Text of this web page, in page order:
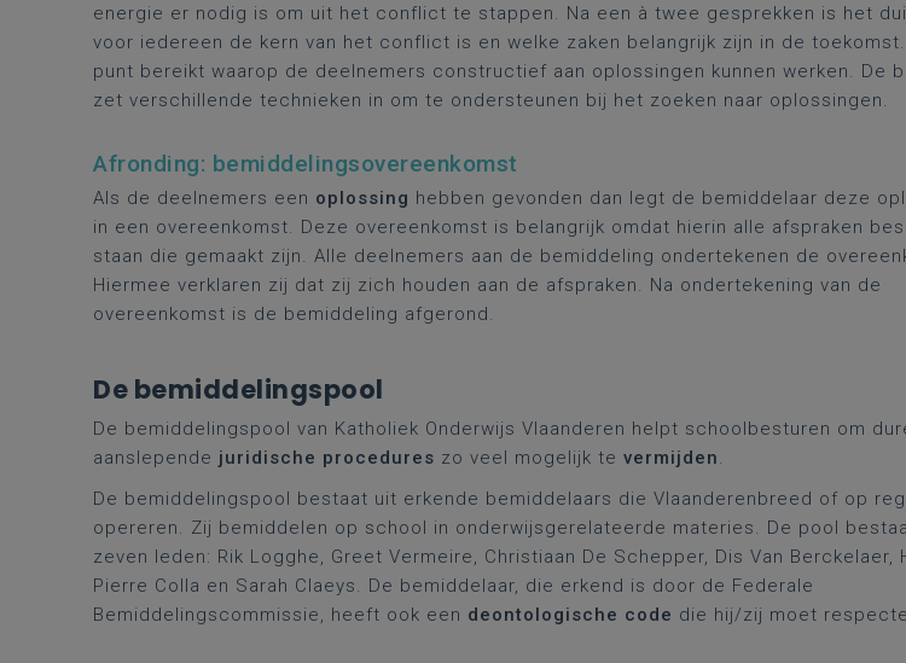
energie er nodig is om uit het conflict te stappen. Na een à twee gesprekken is het
voor iedereen de kern van het conflict is en welke zaken belangrijk zijn in de
punt bereikt waarop de deelnemers constructief aan oplossingen kunnen werken. De
zet verschillende technieken in om te ondersteunen bij het zoeken naar oplossingen.
Afronding: bemiddelingsovereenkomst
Als de deelnemers een oplossing hebben gevonden dan legt de bemiddelaar deze
in een overeenkomst. Deze overeenkomst is belangrijk omdat hierin alle afspraken
staan die gemaakt zijn. Alle deelnemers aan de bemiddeling ondertekenen de
Hiermee verklaren zij dat zij zich houden aan de afspraken. Na ondertekening van de
overeenkomst is de bemiddeling afgerond.
De bemiddelingspool
De bemiddelingspool van Katholiek Onderwijs Vlaanderen helpt schoolbesturen om
aanslepende juridische procedures zo veel mogelijk te vermijden.
De bemiddelingspool bestaat uit erkende bemiddelaars die Vlaanderenbreed of op
opereren. Zij bemiddelen op school in onderwijsgerelateerde materies. De pool
zeven leden: Rik Logghe, Greet Vermeire, Christiaan De Schepper, Dis Van Berckelaer,
Pierre Colla en Sarah Claeys. De bemiddelaar, die erkend is door de Federale
Bemiddelingscommissie, heeft ook een deontologische code die hij/zij moet